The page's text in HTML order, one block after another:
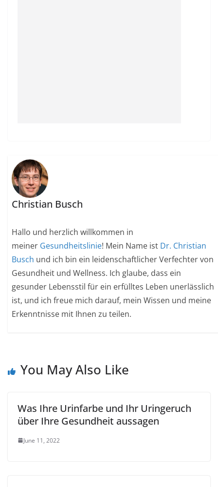
Christian Busch
Hallo und herzlich willkommen in
meiner Gesundheitslinie! Mein Name ist Dr. Christian
Busch und ich bin ein leidenschaftlicher Verfechter von
Gesundheit und Wellness. Ich glaube, dass ein
gesunder Lebensstil für ein erfülltes Leben unerlässlich
ist, und ich freue mich darauf, mein Wissen und meine
Erkenntnisse mit Ihnen zu teilen.
You May Also Like
Was Ihre Urinfarbe und Ihr Uringeruch
über Ihre Gesundheit aussagen
June 11, 2022